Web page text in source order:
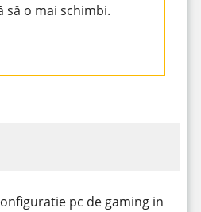
să o mai schimbi.
pc de gaming in